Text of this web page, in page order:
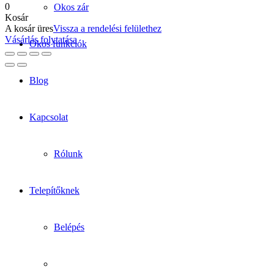
Okos zár
Okos funkciók
Blog
Kapcsolat
Rólunk
Telepítőknek
Belépés
0
Kosár
A kosár üresVissza a rendelési felülethez
Vásárlás folytatása